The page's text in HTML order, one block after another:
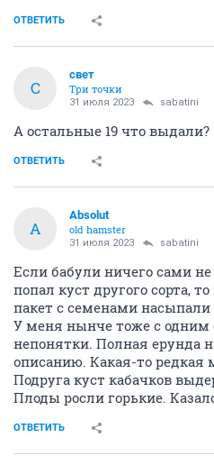
ОТВЕТИТЬ
С
свет
Три точки
31 июля 2023 sabatini
А остальные 19 что выдали?
ОТВЕТИТЬ
A
Absolut
old hamster
31 июля 2023 sabatini
Если бабули ничего сами
попал куст другого сорта,
пакет с семенами насыпали
У меня нынче тоже с одним
непонятки. Полная ерунда
описанию. Какая-то редкая
Подруга куст кабачков
Плоды росли горькие.
ОТВЕТИТЬ